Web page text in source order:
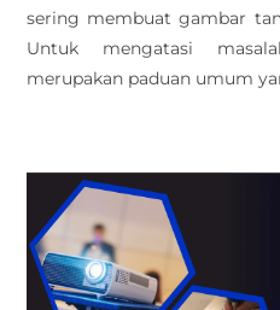
sering membuat gambar
Untuk mengatasi
merupakan paduan umum